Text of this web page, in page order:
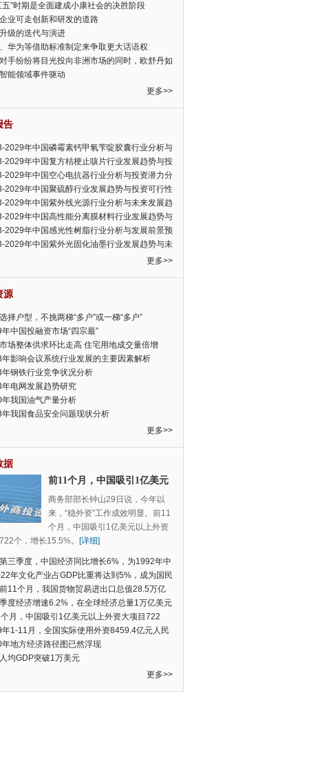
五”时期是全面建成小康社会的决胜阶段
业可走创新和研发的道路
级的迭代与演进
华为等借助标准制定来争取更大话语权
手纷纷将目光投向非洲市场的同时，欧舒丹如
，难道就真的不怕丧失先机吗?
能领域事件驱动
更多>>
告
2029年中国磷霉素钙甲氧苄啶胶囊行业分析与
行性报告
2029年中国复方桔梗止咳片行业发展趋势与投
分析报告
2029年中国空心电抗器行业分析与投资潜力分
2029年中国聚硫醇行业发展趋势与投资可行性
2029年中国紫外线光源行业分析与未来发展趋
2029年中国高性能分离膜材料行业发展趋势与
景预测报告
2029年中国感光性树脂行业分析与发展前景预
2029年中国紫外光固化油墨行业发展趋势与未
更多>>
源
择户型，不挑两梯“多户”或一梯“多户”
中国投融资市场“四宗最”
场整体供求环比走高 住宅用地成交量倍增
影响会议系统行业发展的主要因素解析
钢铁行业竞争状况分析
电网发展趋势研究
我国油气产量分析
我国食品安全问题现状分析
更多>>
据
前11个月，中国吸引1亿美元
以上外资大项目722个，增长
15.5%
商务部部长钟山29日说，今年以
来，“稳外资”工作成效明显。前11
个月，中国吸引1亿美元以上外资
个，增长15.5%。 [详细]
三季度，中国经济同比增长6%，为1992年中
度数据以来的新低
年文化产业占GDP比重将达到5%，成为国民
柱产业
11个月，我国货物贸易进出口总值28.5万亿
币，比去年同期增长2.4%
度经济增速6.2%，在全球经济总量1万亿美元
经济体中增速最快
月，中国吸引1亿美元以上外资大项目722
长15.5%
1-11月，全国实际使用外资8459.4亿元人民
比增长6.0%
地方经济路径图已然浮现
均GDP突破1万美元
更多>>